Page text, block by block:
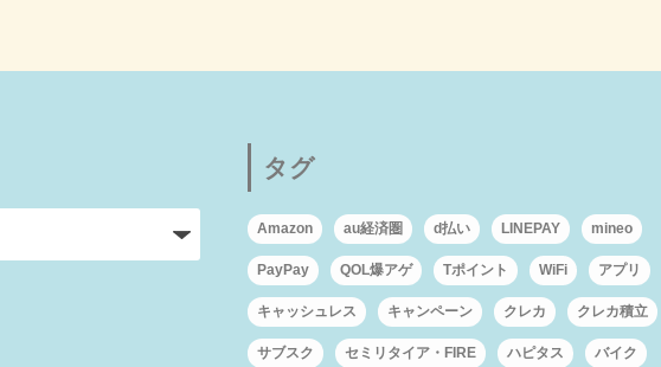
タグ
Amazon au経済圏 d払い LINEPAY mineo
PayPay QOL爆アゲ Tポイント WiFi アプリ
キャッシュレス キャンペーン クレカ クレカ積立
サブスク セミリタイア・FIRE ハピタス バイク